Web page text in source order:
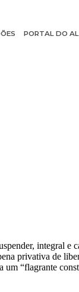
PORTAL DO
integral e
privativa de
um “flagrante